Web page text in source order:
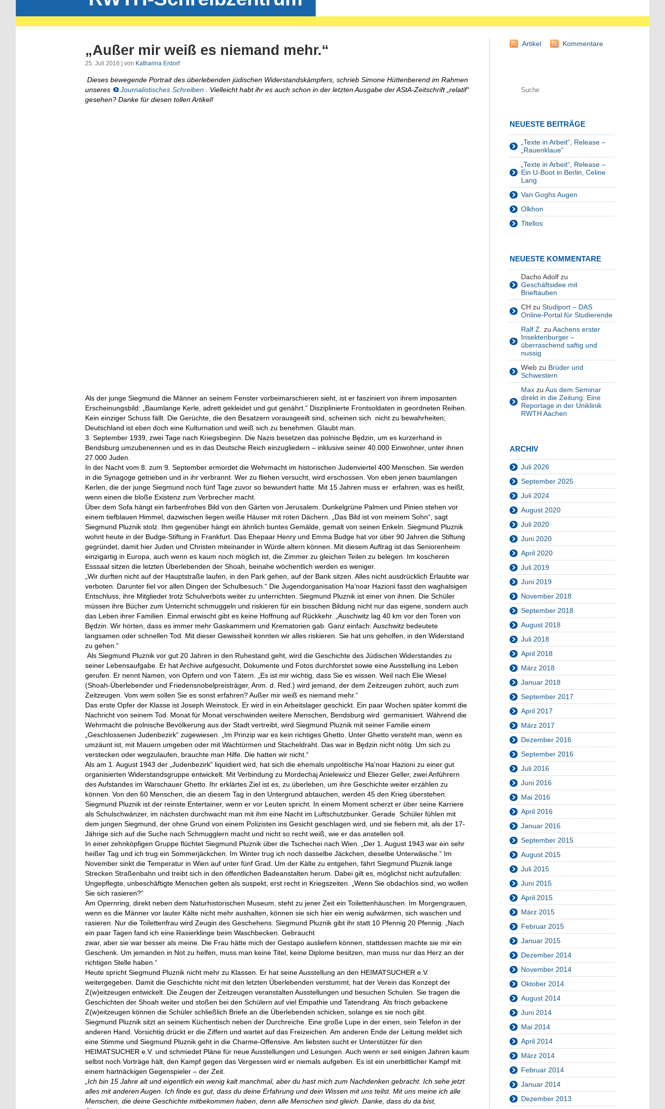
„Außer mir weiß es niemand mehr.“
25. Juli 2016 | von Katharina Erdorf
Dieses bewegende Portrait des überlebenden jüdischen Widerstandskämpfers, schrieb Simone Hüttenberend im Rahmen
unseres
Journalistisches Schreiben . Vielleicht habt ihr es auch schon in der letzten Ausgabe der AStA-Zeitschrift „relatif“
gesehen? Danke für diesen tollen Artikel!
Als der junge Siegmund die Männer an seinem Fenster vorbeimarschieren sieht, ist er fasziniert von ihrem imposanten
Erscheinungsbild: „Baumlange Kerle, adrett gekleidet und gut genährt.“ Disziplinierte Frontsoldaten in geordneten Reihen.
Kein einziger Schuss fällt. Die Gerüchte, die den Besatzern vorausgeeilt sind, scheinen sich nicht zu bewahrheiten;
Deutschland ist eben doch eine Kulturnation und weiß sich zu benehmen. Glaubt man.
3. September 1939, zwei Tage nach Kriegsbeginn. Die Nazis besetzen das polnische Będzin, um es kurzerhand in
Bendsburg umzubenennen und es in das Deutsche Reich einzugliedern – inklusive seiner 40.000 Einwohner, unter ihnen
27.000 Juden.
In der Nacht vom 8. zum 9. September ermordet die Wehrmacht im historischen Judenviertel 400 Menschen. Sie werden
in die Synagoge getrieben und in ihr verbrannt. Wer zu fliehen versucht, wird erschossen. Von eben jenen baumlangen
Kerlen, die der junge Siegmund noch fünf Tage zuvor so bewundert hatte. Mit 15 Jahren muss er erfahren, was es heißt,
wenn einen die bloße Existenz zum Verbrecher macht.
Über dem Sofa hängt ein farbenfrohes Bild von den Gärten von Jerusalem. Dunkelgrüne Palmen und Pinien stehen vor
einem tiefblauen Himmel, dazwischen liegen weiße Häuser mit roten Dächern. „Das Bild ist von meinem Sohn“, sagt
Siegmund Pluznik stolz. Ihm gegenüber hängt ein ähnlich buntes Gemälde, gemalt von seinen Enkeln. Siegmund Pluznik
wohnt heute in der Budge-Stiftung in Frankfurt. Das Ehepaar Henry und Emma Budge hat vor über 90 Jahren die Stiftung
gegründet, damit hier Juden und Christen miteinander in Würde altern können. Mit diesem Auftrag ist das Seniorenheim
einzigartig in Europa, auch wenn es kaum noch möglich ist, die Zimmer zu gleichen Teilen zu belegen. Im koscheren
Esssaal sitzen die letzten Überlebenden der Shoah, beinahe wöchentlich werden es weniger.
„Wir durften nicht auf der Hauptstraße laufen, in den Park gehen, auf der Bank sitzen. Alles nicht ausdrücklich Erlaubte war
verboten. Darunter fiel vor allen Dingen der Schulbesuch.“ Die Jugendorganisation Ha‘noar Hazioni fasst den waghalsigen
Entschluss, ihre Mitglieder trotz Schulverbots weiter zu unterrichten. Siegmund Pluznik ist einer von ihnen. Die Schüler
müssen ihre Bücher zum Unterricht schmuggeln und riskieren für ein bisschen Bildung nicht nur das eigene, sondern auch
das Leben ihrer Familien. Einmal erwischt gibt es keine Hoffnung auf Rückkehr. „Auschwitz lag 40 km vor den Toren von
Będzin. Wir hörten, dass es immer mehr Gaskammern und Krematorien gab. Ganz einfach: Auschwitz bedeutete
langsamen oder schnellen Tod. Mit dieser Gewissheit konnten wir alles riskieren. Sie hat uns geholfen, in den Widerstand
zu gehen.“
Als Siegmund Pluznik vor gut 20 Jahren in den Ruhestand geht, wird die Geschichte des Jüdischen Widerstandes zu
seiner Lebensaufgabe. Er hat Archive aufgesucht, Dokumente und Fotos durchforstet sowie eine Ausstellung ins Leben
gerufen. Er nennt Namen, von Opfern und von Tätern. „Es ist mir wichtig, dass Sie es wissen. Weil nach Elie Wiesel
(Shoah-Überlebender und Friedensnobelpreisträger, Anm. d. Red.) wird jemand, der dem Zeitzeugen zuhört, auch zum
Zeitzeugen. Vom wem sollen Sie es sonst erfahren? Außer mir weiß es niemand mehr.“
Das erste Opfer der Klasse ist Joseph Weinstock. Er wird in ein Arbeitslager geschickt. Ein paar Wochen später kommt die
Nachricht von seinem Tod. Monat für Monat verschwinden weitere Menschen, Bendsburg wird germanisiert. Während die
Wehrmacht die polnische Bevölkerung aus der Stadt vertreibt, wird Siegmund Pluznik mit seiner Familie einem
„Geschlossenen Judenbezirk“ zugewiesen. „Im Prinzip war es kein richtiges Ghetto. Unter Ghetto versteht man, wenn es
umzäunt ist, mit Mauern umgeben oder mit Wachtürmen und Stacheldraht. Das war in Będzin nicht nötig. Um sich zu
verstecken oder wegzulaufen, brauchte man Hilfe. Die hatten wir nicht.“
Als am 1. August 1943 der „Judenbezirk“ liquidiert wird, hat sich die ehemals unpolitische Ha‘noar Hazioni zu einer gut
organisierten Widerstandsgruppe entwickelt. Mit Verbindung zu Mordechaj Anielewicz und Eliezer Geller, zwei Anführern
des Aufstandes im Warschauer Ghetto. Ihr erklärtes Ziel ist es, zu überleben, um ihre Geschichte weiter erzählen zu
können. Von den 60 Menschen, die an diesem Tag in den Untergrund abtauchen, werden 45 den Krieg überstehen.
Siegmund Pluznik ist der reinste Entertainer, wenn er vor Leuten spricht. In einem Moment scherzt er über seine Karriere
als Schulschwänzer, im nächsten durchwacht man mit ihm eine Nacht im Luftschutzbunker. Gerade Schüler fühlen mit
dem jungen Siegmund, der ohne Grund von einem Polizisten ins Gesicht geschlagen wird, und sie fiebern mit, als der 17-
Jährige sich auf die Suche nach Schmugglern macht und nicht so recht weiß, wie er das anstellen soll.
In einer zehnköpfigen Gruppe flüchtet Siegmund Pluznik über die Tschechei nach Wien. „Der 1. August 1943 war ein sehr
heißer Tag und ich trug ein Sommerjäckchen. Im Winter trug ich noch dasselbe Jäckchen, dieselbe Unterwäsche.“ Im
November sinkt die Temperatur in Wien auf unter fünf Grad. Um der Kälte zu entgehen, fährt Siegmund Pluznik lange
Strecken Straßenbahn und treibt sich in den öffentlichen Badeanstalten herum. Dabei gilt es, möglichst nicht aufzufallen:
Ungepflegte, unbeschäftigte Menschen gelten als suspekt, erst recht in Kriegszeiten. „Wenn Sie obdachlos sind, wo wollen
Sie sich rasieren?“
Am Opernring, direkt neben dem Naturhistorischen Museum, steht zu jener Zeit ein Toilettenhäuschen. Im Morgengrauen,
wenn es die Männer vor lauter Kälte nicht mehr aushalten, können sie sich hier ein wenig aufwärmen, sich waschen und
rasieren. Nur die Toilettenfrau wird Zeugin des Geschehens. Siegmund Pluznik gibt ihr statt 10 Pfennig 20 Pfennig. „Nach
ein paar Tagen fand ich eine Rasierklinge beim Waschbecken. Gebraucht
zwar, aber sie war besser als meine. Die Frau hätte mich der Gestapo ausliefern können, stattdessen machte sie mir ein
Geschenk. Um jemanden in Not zu helfen, muss man keine Titel, keine Diplome besitzen, man muss nur das Herz an der
richtigen Stelle haben.“
Heute spricht Siegmund Pluznik nicht mehr zu Klassen. Er hat seine Ausstellung an den HEIMATSUCHER e.V.
weitergegeben. Damit die Geschichte nicht mit den letzten Überlebenden verstummt, hat der Verein das Konzept der
Z(w)eitzeugen entwickelt. Die Zeugen der Zeitzeugen veranstalten Ausstellungen und besuchen Schulen. Sie tragen die
Geschichten der Shoah weiter und stoßen bei den Schülern auf viel Empathie und Tatendrang. Als frisch gebackene
Z(w)eitzeugen können die Schüler schließlich Briefe an die Überlebenden schicken, solange es sie noch gibt.
Siegmund Pluznik sitzt an seinem Küchentisch neben der Durchreiche. Eine große Lupe in der einen, sein Telefon in der
anderen Hand. Vorsichtig drückt er die Ziffern und wartet auf das Freizeichen. Am anderen Ende der Leitung meldet sich
eine Stimme und Siegmund Pluznik geht in die Charme-Offensive. Am liebsten sucht er Unterstützer für den
HEIMATSUCHER e.V. und schmiedet Pläne für neue Ausstellungen und Lesungen. Auch wenn er seit einigen Jahren kaum
selbst noch Vorträge hält, den Kampf gegen das Vergessen wird er niemals aufgeben. Es ist ein unerbittlicher Kampf mit
einem hartnäckigen Gegenspieler – der Zeit.
„Ich bin 15 Jahre alt und eigentlich ein wenig kalt manchmal, aber du hast mich zum Nachdenken gebracht. Ich sehe jetzt
alles mit anderen Augen. Ich finde es gut, dass du deine Erfahrung und dein Wissen mit uns teilst. Mit uns meine ich alle
Menschen, die deine Geschichte mitbekommen haben, denn alle Menschen sind gleich. Danke, dass du da bist,
Artikel Kommentare
NEUESTE BEITRÄGE
„Texte in Arbeit“, Release –
„Rauenklaue“
„Texte in Arbeit“, Release –
Ein U-Boot in Berlin, Celine
Lang
Van Goghs Augen
Olkhon
Titellos
NEUESTE KOMMENTARE
Dacho Adolf zu
Geschäftsidee mit
Brieftauben
CH zu Studiport – DAS
Online-Portal für Studierende
Ralf Z. zu Aachens erster
Insektenburger –
überraschend saftig und
nussig
Wieb zu Brüder und
Schwestern
Max zu Aus dem Seminar
direkt in die Zeitung: Eine
Reportage in der Uniklinik
RWTH Aachen
ARCHIV
Juli 2026
September 2025
Juli 2024
August 2020
Juli 2020
Juni 2020
April 2020
Juli 2019
Juni 2019
November 2018
September 2018
August 2018
Juli 2018
April 2018
März 2018
Januar 2018
September 2017
April 2017
März 2017
Dezember 2016
September 2016
Juli 2016
Juni 2016
Mai 2016
April 2016
Januar 2016
September 2015
August 2015
Juli 2015
Juni 2015
April 2015
März 2015
Februar 2015
Januar 2015
Dezember 2014
November 2014
Oktober 2014
August 2014
Juni 2014
Mai 2014
April 2014
März 2014
Februar 2014
Januar 2014
Dezember 2013